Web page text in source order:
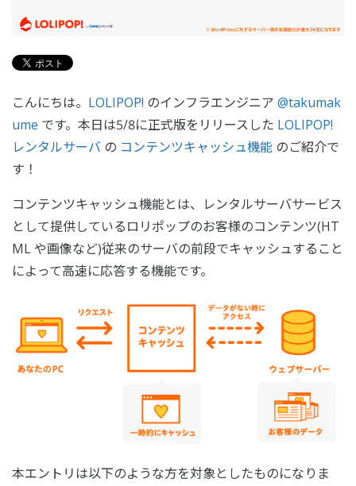
こんにちは。 LOLIPOP! のインフラエンジニア @takumak
ume です。本日は5/8に正式版をリリースした LOLIPOP!
レンタルサーバ の コンテンツキャッシュ機能 のご紹介で
す！
コンテンツキャッシュ機能とは、レンタルサーバサービス
として提供しているロリポップのお客様のコンテンツ(HT
ML や画像など)従来のサーバの前段でキャッシュすること
によって高速に応答する機能です。
本エントリは以下のような方を対象としたものになりま